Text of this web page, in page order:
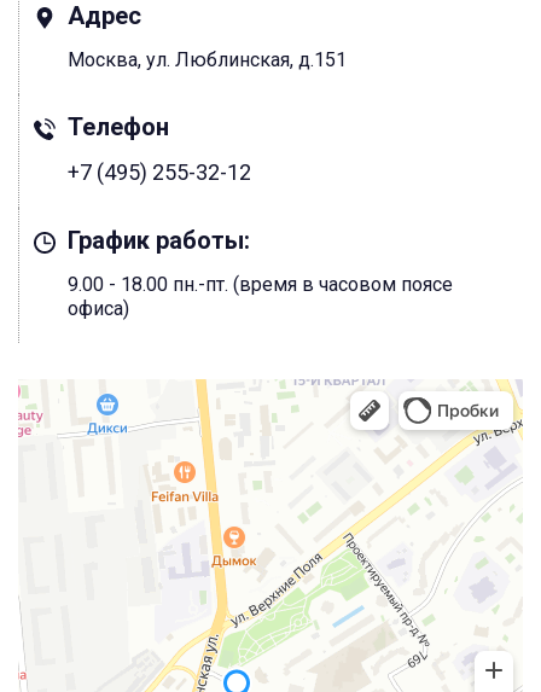
Адрес
Москва, ул. Люблинская, д.151
Телефон
+7 (495) 255-32-12
График работы:
9.00 - 18.00 пн.-пт. (время в часовом поясе
офиса)